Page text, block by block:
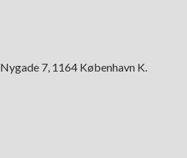
Nygade 7, 1164 København K.